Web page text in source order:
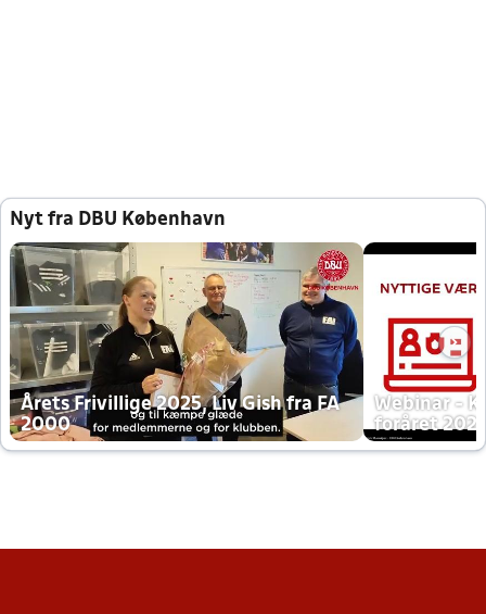
Nyt fra DBU København
Årets Frivillige 2025, Liv Gish fra FA
2000
Webinar -
foråret